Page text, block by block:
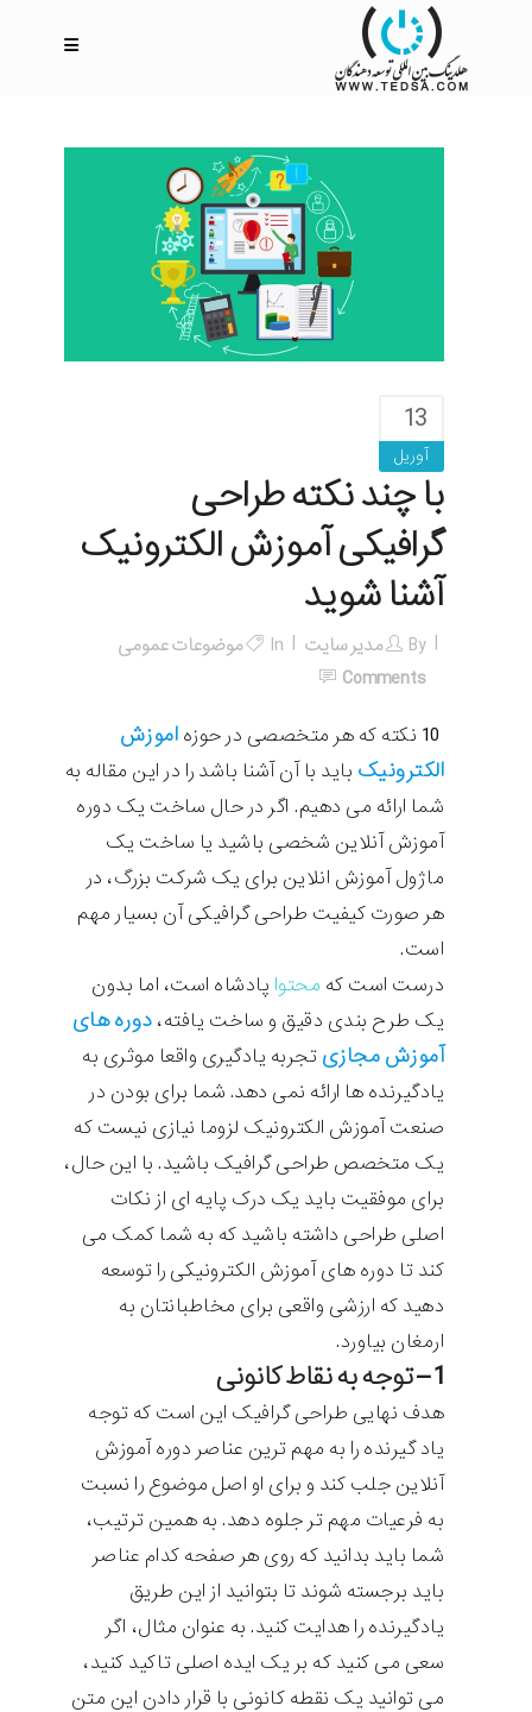
13
آوریل
با چند نکته طراحی
گرافیکی آموزش الکترونیک
آشنا شوید
By مدیر سایت In
موضوعات عمومی
Comments
اموزش
الکترونیک باید با آن آشنا باشد را در این مقاله به
شما ارائه می دهیم. اگر در حال ساخت یک دوره
آموزش آنلاین شخصی باشید یا ساخت یک
ماژول آموزش انلاین برای یک شرکت بزرگ، در
هر صورت کیفیت طراحی گرافیکی آن بسیار مهم
است.
درست است که محتوا پادشاه است، اما بدون
یک طرح بندی دقیق و ساخت یافته، دوره های
آموزش مجازی تجربه یادگیری واقعا موثری به
یادگیرنده ها ارائه نمی دهد. شما برای بودن در
صنعت آموزش الکترونیک لزوما نیازی نیست که
یک متخصص طراحی گرافیک باشید. با این حال،
برای موفقیت باید یک درک پایه ای از نکات
اصلی طراحی داشته باشید که به شما کمک می
کند تا دوره های آموزش الکترونیکی را توسعه
دهید که ارزشی واقعی برای مخاطبانتان به
ارمغان بیاورد.
1 – توجه به نقاط کانونی
هدف نهایی طراحی گرافیک این است که توجه
یاد گیرنده را به مهم ترین عناصر دوره آموزش
آنلاین جلب کند و برای او اصل موضوع را نسبت
به فرعیات مهم تر جلوه دهد. به همین ترتیب،
شما باید بدانید که روی هر صفحه کدام عناصر
باید برجسته شوند تا بتوانید از این طریق
یادگیرنده را هدایت کنید. به عنوان مثال، اگر
سعی می کنید که بر یک ایده اصلی تاکید کنید،
می توانید یک نقطه کانونی با قرار دادن این متن